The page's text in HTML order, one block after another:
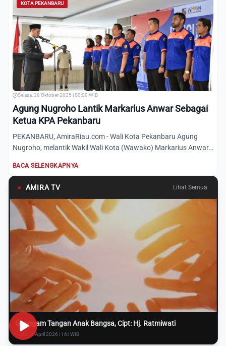
KOTA PEKANBARU
Selasa, 28 Oktober 2025 | 00:00 WIB
Agung Nugroho Lantik Markarius Anwar Sebagai
Ketua KPA Pekanbaru
PEKANBARU, AmiraRiau.com - Wali Kota Pekanbaru Agung
Nugroho, melantik Wakil Wali Kota (Wawako) Markarius Anwar
BACA SELENGKAPNYA
● AMIRA TV Lihat Semua
Genggam Tangan Anak Bangsa, Cipt: Hj. Ratmiwati
Rabu, 8 April 2026 | 16:i WIB